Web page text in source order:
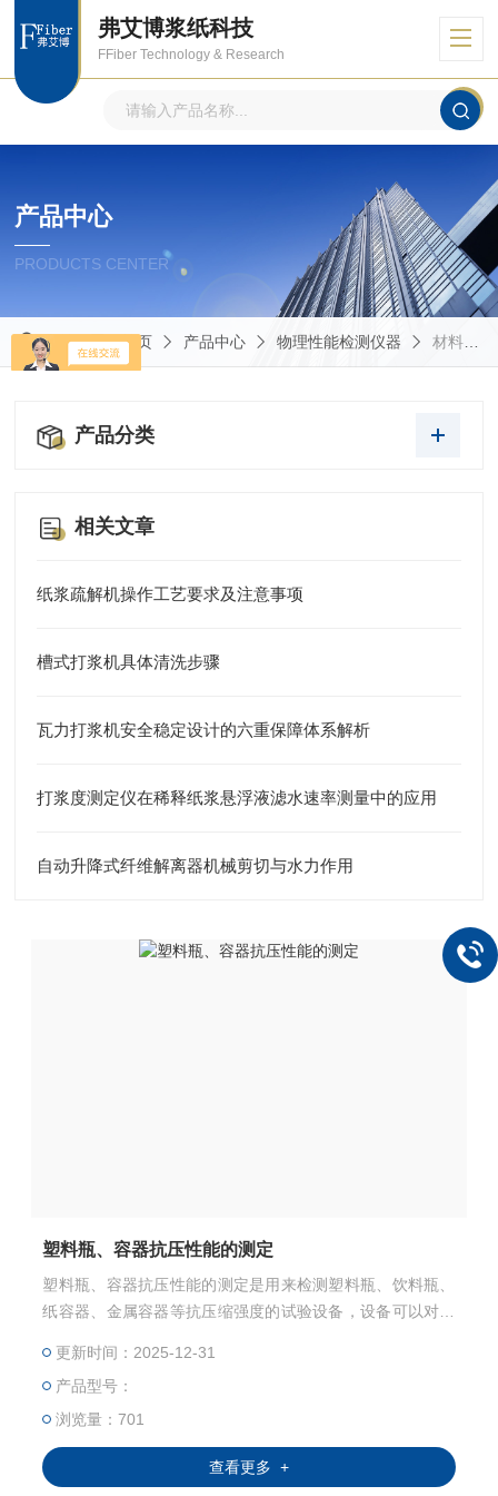
弗艾博浆纸科技
FFiber Technology & Research
产品中心
PRODUCTS CENTER
当前位置：首页 产品中心 物理性能检测仪器 材料抗压、抗折性能的测定
产品分类
相关文章
纸浆疏解机操作工艺要求及注意事项
槽式打浆机具体清洗步骤
瓦力打浆机安全稳定设计的六重保障体系解析
打浆度测定仪在稀释纸浆悬浮液滤水速率测量中的应用
自动升降式纤维解离器机械剪切与水力作用
塑料瓶、容器抗压性能的测定
塑料瓶、容器抗压性能的测定是用来检测塑料瓶、饮料瓶、
纸容器、金属容器等抗压缩强度的试验设备，设备可以对塑
个测试过程是受力情况，并记录最大力、平均力、压缩量等
等数据。
更新时间：2025-12-31
产品型号：
浏览量：701
查看更多 +